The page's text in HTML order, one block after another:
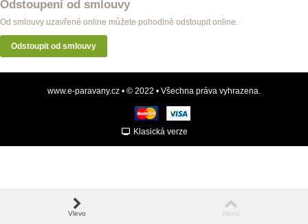
Odstoupení od smlouvy
Od smlouvy uzavřené online můžete pohodlně odstoupit online.
Odstoupit od smlouvy
www.e-paravany.cz • © 2022 • Všechna práva vyhrazena.
Klasická verze
Vlevo Horní